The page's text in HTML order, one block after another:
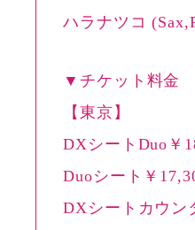
ハラナツコ
▼チケット料金
【東京】
DXシートDuo￥
Duoシート￥
DXシートカウン